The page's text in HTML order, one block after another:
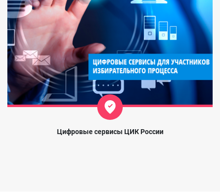
Цифровые сервисы ЦИК России